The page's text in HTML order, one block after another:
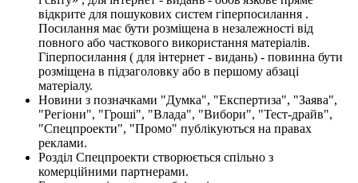
відкрите для пошукових систем гіперпосилання .
Посилання має бути розміщена в незалежності від
повного або часткового використання матеріалів.
Гіперпосилання ( для інтернет - видань) - повинна бути
розміщена в підзаголовку або в першому абзаці
матеріалу.
Новини з позначками "Думка", "Експертиза", "Заява",
"Регіони", "Гроші", "Влада", "Вибори", "Тест-драйв",
"Спецпроекти", "Промо" публікуються на правах
реклами.
Розділ Спецпроекти створюється спільно з
комерційними партнерами.